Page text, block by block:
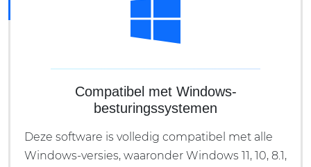
Compatibel met Windows-
besturingssystemen
Deze software is volledig compatibel met alle
Windows-versies, waaronder Windows 11, 10, 8.1,